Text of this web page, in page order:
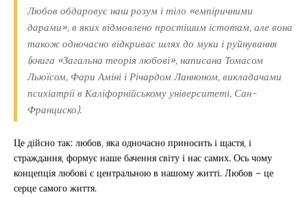
Любов обдаровує наш розум і тіло «емпіричними
дарами», в яких відмовлено простішим істотам, але вона
також одночасно відкриває шлях до муки і руйнування
(книга «Загальна теорія любові», написана Томасом
Льюїсом, Фари Аміні і Річардом Ланноном, викладачами
психіатрії в Каліфорнійському університеті, Сан-
Франциско).
Це дійсно так: любов, яка одночасно приносить і щастя, і
страждання, формує наше бачення світу і нас самих. Ось чому
концепція любові є центральною в нашому житті. Любов – це
серце самого життя.